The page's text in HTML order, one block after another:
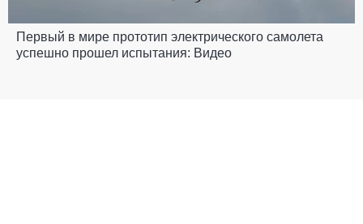
Первый в мире прототип электрического самолета
успешно прошел испытания: Видео